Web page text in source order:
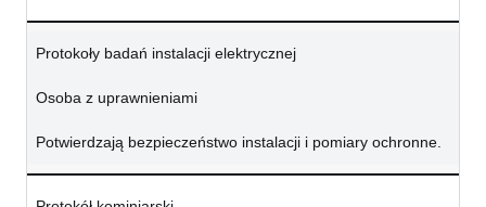
Protokoły badań instalacji elektrycznej
Osoba z uprawnieniami
Potwierdzają bezpieczeństwo instalacji i pomiary ochronne.